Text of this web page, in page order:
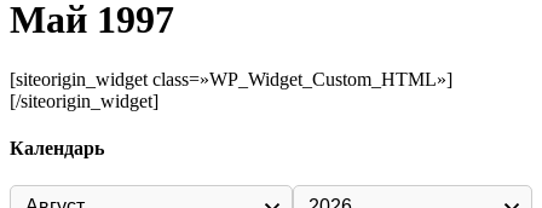
Май 1997
[siteorigin_widget class=»WP_Widget_Custom_HTML»]
[/siteorigin_widget]
Календарь